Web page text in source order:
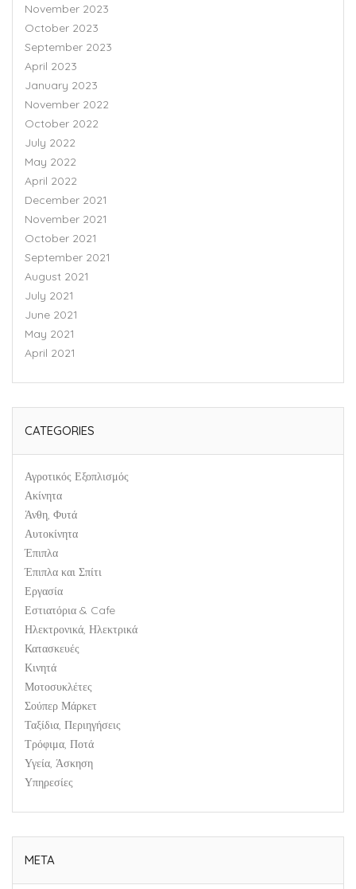
November 2023
October 2023
September 2023
April 2023
January 2023
November 2022
October 2022
July 2022
May 2022
April 2022
December 2021
November 2021
October 2021
September 2021
August 2021
July 2021
June 2021
May 2021
April 2021
CATEGORIES
Αγροτικός Εξοπλισμός
Ακίνητα
Άνθη, Φυτά
Αυτοκίνητα
Έπιπλα
Έπιπλα και Σπίτι
Εργασία
Εστιατόρια & Cafe
Ηλεκτρονικά, Ηλεκτρικά
Κατασκευές
Κινητά
Μοτοσυκλέτες
Σούπερ Μάρκετ
Ταξίδια, Περιηγήσεις
Τρόφιμα, Ποτά
Υγεία, Άσκηση
Υπηρεσίες
META